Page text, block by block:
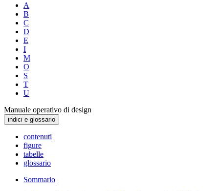
A
B
C
D
E
I
M
O
S
T
U
Manuale operativo di design
indici e glossario
contenuti
figure
tabelle
glossario
Sommario